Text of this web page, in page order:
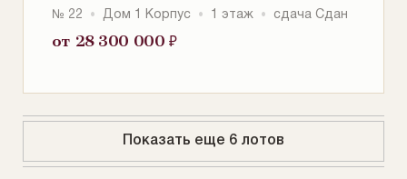
№ 22 Дом 1 Корпус 1 этаж сдача Сдан
от 28 300 000 ₽
Показать еще 6 лотов